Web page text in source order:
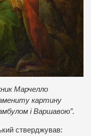
Марчелло
картину
і Варшавою”.
стверджував: